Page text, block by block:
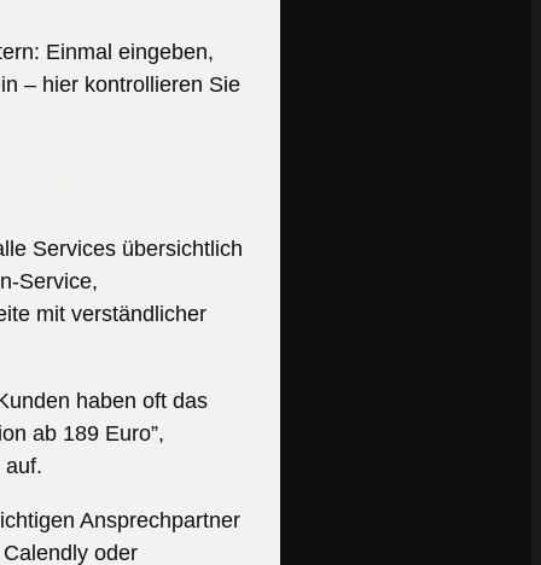
Einmal eingeben,
– hier kontrollieren Sie
Services übersichtlich
Service,
mit verständlicher
haben oft das
ab 189 Euro”,
auf.
Ansprechpartner
oder